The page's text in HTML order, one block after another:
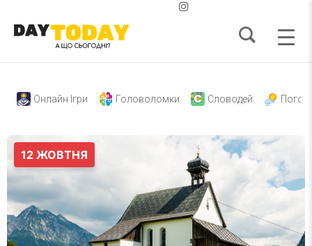
Онлайн Ігри Головоломки Словодей